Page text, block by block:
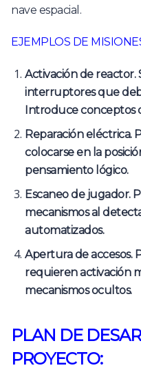
nave espacial.
EJEMPLOS DE
Activación de reactor.
interruptores que
Introduce conceptos
Reparación eléctrica.
colocarse en la
pensamiento lógico.
Escaneo de jugador.
mecanismos al
automatizados.
Apertura de accesos.
requieren activación
mecanismosocultos.
PLAN DE
PROYECTO: